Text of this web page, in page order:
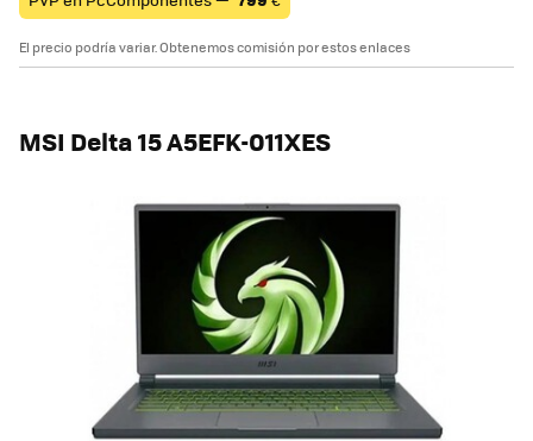
El precio podría variar. Obtenemos comisión por estos enlaces
MSI Delta 15 A5EFK-011XES